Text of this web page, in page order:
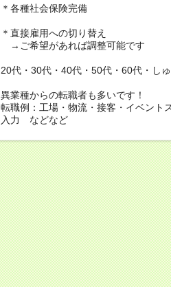
＊各種社会保険完備
＊直接雇用への切り替え
→ご希望があれば調整可能です
20代・30代・40代・50代・60代・し
異業種からの転職者も多いです！
転職例：工場・物流・接客・イベント
入力 などなど